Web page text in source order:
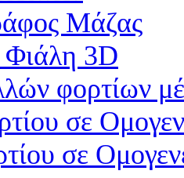
Μάζας
3D
φορτίων
σε
σε